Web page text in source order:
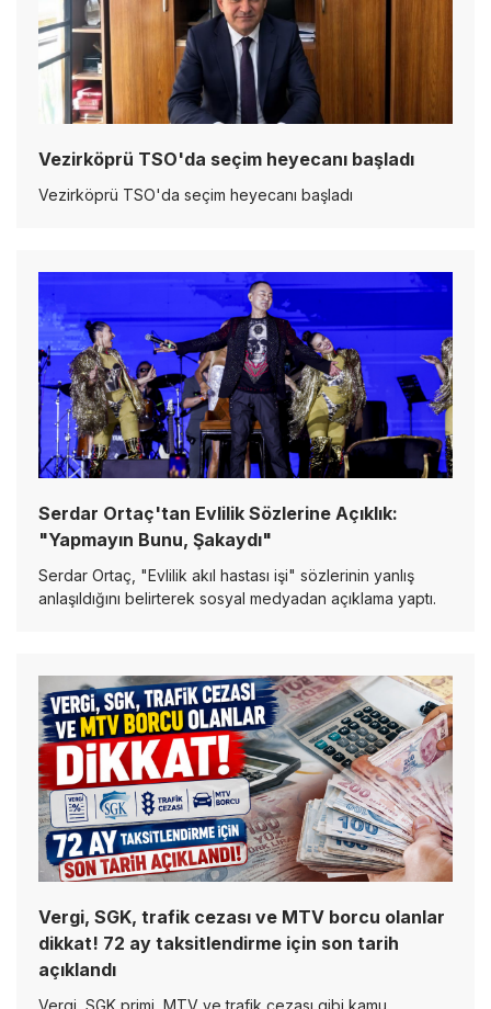
Vezirköprü TSO'da seçim heyecanı başladı
Vezirköprü TSO'da seçim heyecanı başladı
Serdar Ortaç'tan Evlilik Sözlerine Açıklık:
"Yapmayın Bunu, Şakaydı"
Serdar Ortaç, "Evlilik akıl hastası işi" sözlerinin yanlış
anlaşıldığını belirterek sosyal medyadan açıklama yaptı.
Vergi, SGK, trafik cezası ve MTV borcu olanlar
dikkat! 72 ay taksitlendirme için son tarih
açıklandı